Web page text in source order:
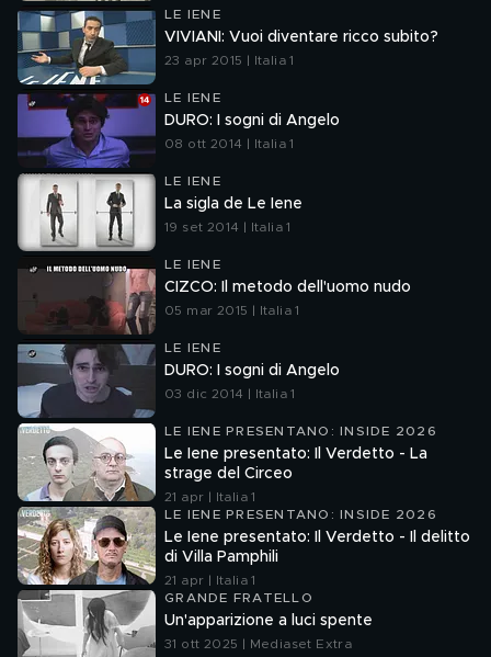
LE IENE
VIVIANI: Vuoi diventare ricco subito?
23 apr 2015 | Italia 1
LE IENE
DURO: I sogni di Angelo
08 ott 2014 | Italia 1
LE IENE
La sigla de Le Iene
19 set 2014 | Italia 1
LE IENE
CIZCO: Il metodo dell'uomo nudo
05 mar 2015 | Italia 1
LE IENE
DURO: I sogni di Angelo
03 dic 2014 | Italia 1
LE IENE PRESENTANO: INSIDE 2026
Le Iene presentato: Il Verdetto - La
strage del Circeo
21 apr | Italia 1
LE IENE PRESENTANO: INSIDE 2026
Le Iene presentato: Il Verdetto - Il delitto
di Villa Pamphili
21 apr | Italia 1
GRANDE FRATELLO
Un'apparizione a luci spente
31 ott 2025 | Mediaset Extra